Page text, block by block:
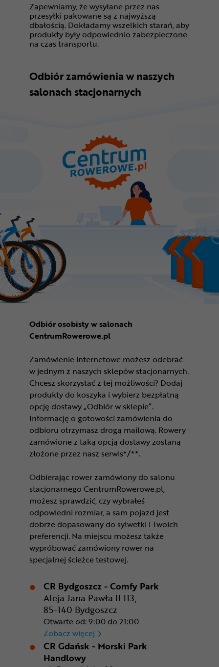
Zapewniamy, że wysyłane przez nas
przesyłki pakowane są z najwyższą
dbałością. Dokładamy wszelkich starań, aby
produkty były odpowiednio zabezpieczone
na czas transportu.
Odbiór zamówienia w naszych
salonach stacjonarnych
Odbiór osobisty w salonach
CentrumRowerowe.pl
Zamówienie internetowe możesz odebrać
w jednym z naszych sklepów stacjonarnych.
Chcesz skorzystać z tej możliwości? Dodaj
produkty do koszyka i wybierz bezpłatną
opcję dostawy „Odbiór w sklepie”.
Informację o gotowości zamówienia do
odbioru otrzymasz drogą mailową. Rowery
zamówione z taką opcją dostawy zostaną
złożone przez nasz serwis*/**.
Odbierając rower zamówiony do salonu
stacjonarnego CentrumRowerowe.pl,
możesz sprawdzić, czy wybrałeś
odpowiedni rozmiar, a sam pojazd jest
dobrze dopasowany do sylwetki i Twoich
preferencji. Na miejscu możesz także
wypróbować zamówiony rower na
specjalnej ścieżce testowej.
CR Bydgoszcz - Comfy Park
Aleja Jana Pawła II 113,
85-140 Bydgoszcz
Otwarte od: 9:00 do 21:00
Zobacz więcej CR Bydgoszcz - Comfy Park
CR Gdańsk - Morski Park
Handlowy